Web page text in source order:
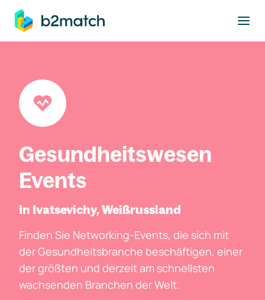
springen
Gesundheitswesen
Events
In Ivatsevichy, Weißrussland
Finden Sie Networking-Events, die sich mit
der Gesundheitsbranche beschäftigen, einer
der größten und derzeit am schnellsten
wachsenden Branchen der Welt.